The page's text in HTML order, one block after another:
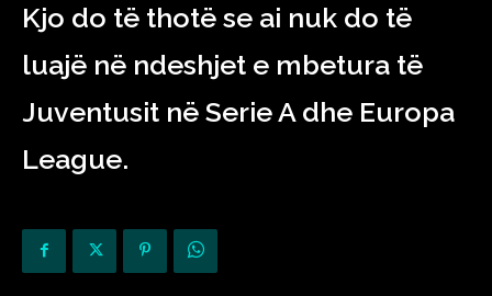
Kjo do të thotë se ai nuk do të
luajë në ndeshjet e mbetura të
Juventusit në Serie A dhe Europa
League.